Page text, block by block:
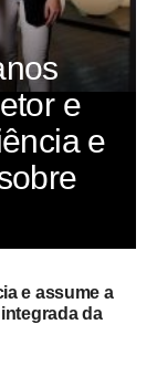
e
e
e assume a
da